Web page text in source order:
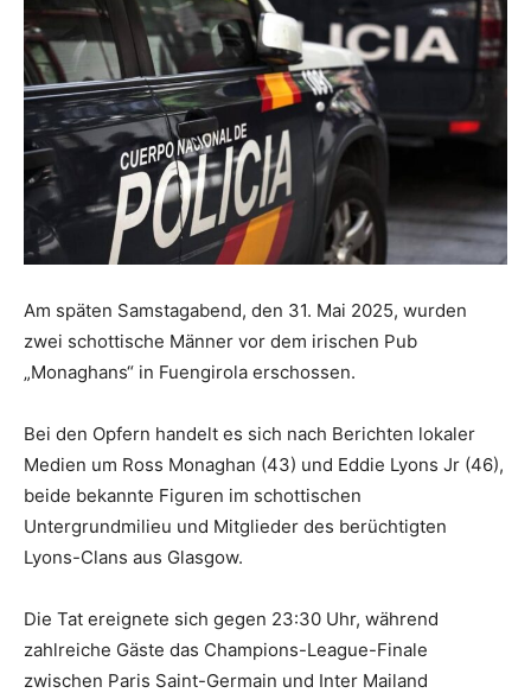
Am späten Samstagabend, den 31. Mai 2025, wurden
zwei schottische Männer vor dem irischen Pub
„Monaghans“ in Fuengirola erschossen.
Bei den Opfern handelt es sich nach Berichten lokaler
Medien um Ross Monaghan (43) und Eddie Lyons Jr (46),
beide bekannte Figuren im schottischen
Untergrundmilieu und Mitglieder des berüchtigten
Lyons-Clans aus Glasgow.
Die Tat ereignete sich gegen 23:30 Uhr, während
zahlreiche Gäste das Champions-League-Finale
zwischen Paris Saint-Germain und Inter Mailand